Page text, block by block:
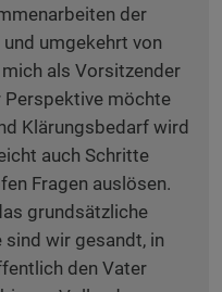
der
umgekehrt von
als Vorsitzender
Perspektive möchte
Klärungsbedarf wird
auch Schritte
Fragen auslösen.
grundsätzliche
sind wir gesandt, in
den Vater